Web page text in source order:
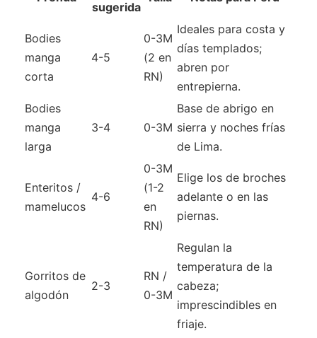
sugerida
Bodies
manga
corta
4-5
0-3M
(2 en
RN)
Ideales para costa y
días templados;
abren por
entrepierna.
Bodies
manga
larga
3-4 0-3M
Base de abrigo en
sierra y noches frías
de Lima.
Enteritos /
mamelucos
4-6
0-3M
(1-2
en
RN)
Elige los de broches
adelante o en las
piernas.
Gorritos de
algodón
2-3
RN /
0-3M
Regulan la
temperatura de la
cabeza;
imprescindibles en
friaje.